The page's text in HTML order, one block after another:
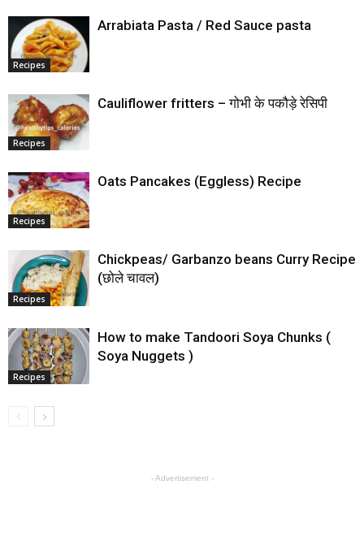
Recipes
Arrabiata Pasta / Red Sauce pasta
Recipes
Cauliflower fritters – गोभी के पकौड़े रेसिपी
Recipes
Oats Pancakes (Eggless) Recipe
Recipes
Chickpeas/ Garbanzo beans Curry Recipe
(छोले चावल)
Recipes
How to make Tandoori Soya Chunks (
Soya Nuggets )
- Advertisement -